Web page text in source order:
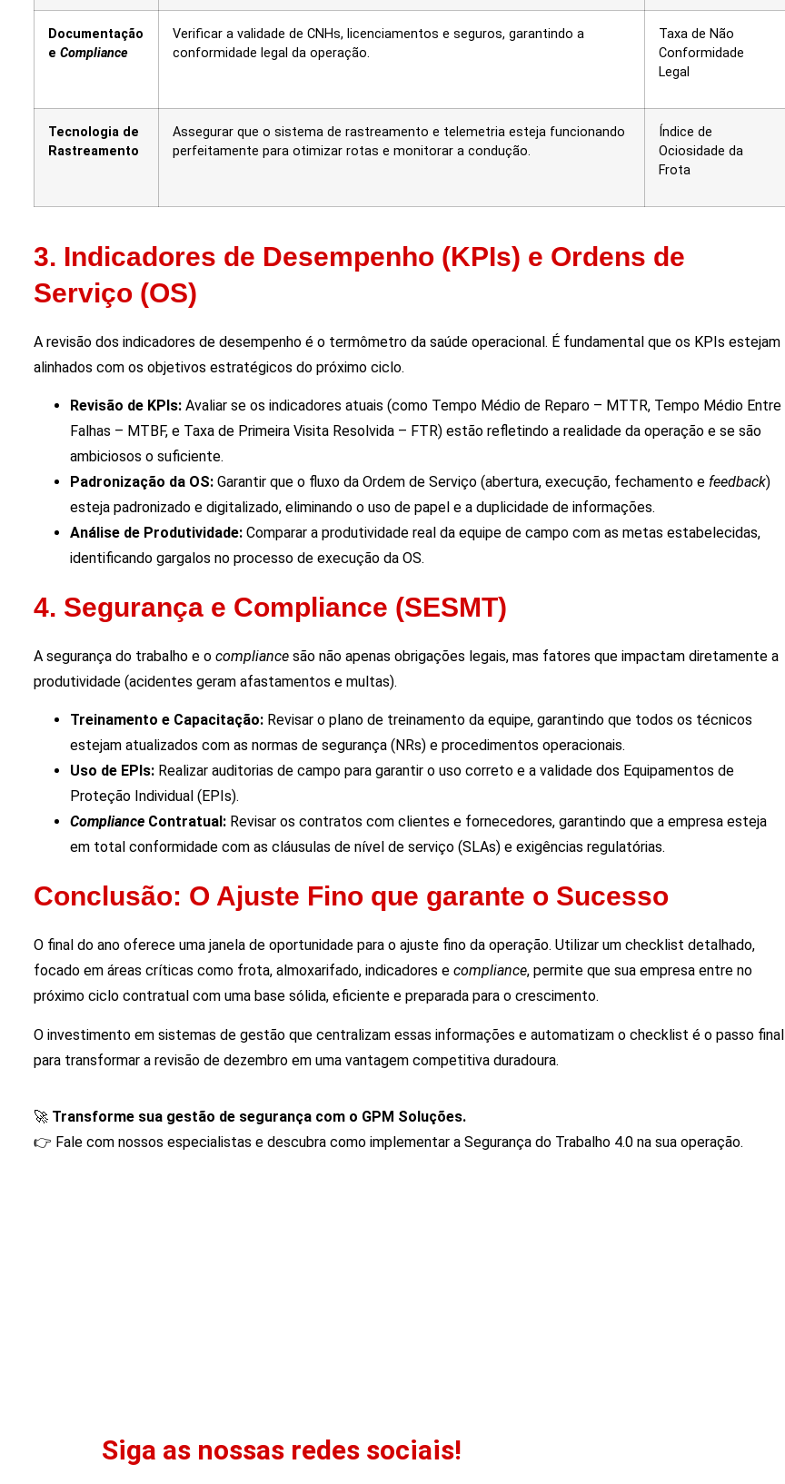
Documentação
e Compliance
Verificar a validade de CNHs, licenciamentos e seguros, garantindo a
conformidade legal da operação.
Taxa de Não
Conformidade
Legal
Tecnologia de
Rastreamento
Assegurar que o sistema de rastreamento e telemetria esteja funcionando
perfeitamente para otimizar rotas e monitorar a condução.
Índice de
Ociosidade da
Frota
3. Indicadores de Desempenho (KPIs) e Ordens de
Serviço (OS)
A revisão dos indicadores de desempenho é o termômetro da saúde operacional. É fundamental que os KPIs estejam
alinhados com os objetivos estratégicos do próximo ciclo.
Revisão de KPIs: Avaliar se os indicadores atuais (como Tempo Médio de Reparo – MTTR, Tempo Médio Entre
Falhas – MTBF, e Taxa de Primeira Visita Resolvida – FTR) estão refletindo a realidade da operação e se são
ambiciosos o suficiente.
Padronização da OS: Garantir que o fluxo da Ordem de Serviço (abertura, execução, fechamento e feedback)
esteja padronizado e digitalizado, eliminando o uso de papel e a duplicidade de informações.
Análise de Produtividade: Comparar a produtividade real da equipe de campo com as metas estabelecidas,
identificando gargalos no processo de execução da OS.
4. Segurança e Compliance (SESMT)
A segurança do trabalho e o compliance são não apenas obrigações legais, mas fatores que impactam diretamente a
produtividade (acidentes geram afastamentos e multas).
Treinamento e Capacitação: Revisar o plano de treinamento da equipe, garantindo que todos os técnicos
estejam atualizados com as normas de segurança (NRs) e procedimentos operacionais.
Uso de EPIs: Realizar auditorias de campo para garantir o uso correto e a validade dos Equipamentos de
Proteção Individual (EPIs).
Compliance Contratual: Revisar os contratos com clientes e fornecedores, garantindo que a empresa esteja
em total conformidade com as cláusulas de nível de serviço (SLAs) e exigências regulatórias.
Conclusão: O Ajuste Fino que garante o Sucesso
O final do ano oferece uma janela de oportunidade para o ajuste fino da operação. Utilizar um checklist detalhado,
focado em áreas críticas como frota, almoxarifado, indicadores e compliance, permite que sua empresa entre no
próximo ciclo contratual com uma base sólida, eficiente e preparada para o crescimento.
O investimento em sistemas de gestão que centralizam essas informações e automatizam o checklist é o passo final
para transformar a revisão de dezembro em uma vantagem competitiva duradoura.
🚀 Transforme sua gestão de segurança com o GPM Soluções.
👉 Fale com nossos especialistas e descubra como implementar a Segurança do Trabalho 4.0 na sua operação.
Siga as nossas redes sociais!